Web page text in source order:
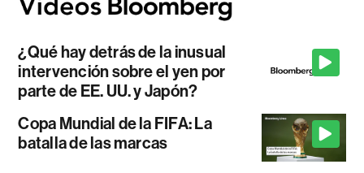
¿Qué hay detrás de la inusual
intervención sobre el yen por
parte de EE. UU. y Japón?
Copa Mundial de la FIFA: La
batalla de las marcas